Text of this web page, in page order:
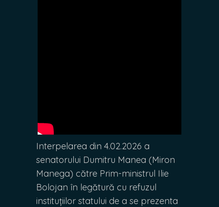
Interpelarea din 4.02.2026 a
senatorului Dumitru Manea (Miron
Manega) către Prim-ministrul Ilie
Bolojan în legătură cu refuzul
instituțiilor statului de a se prezenta